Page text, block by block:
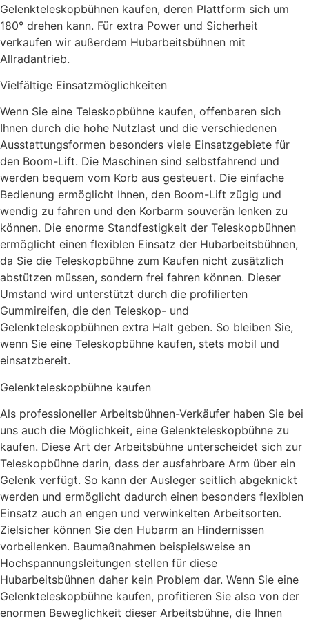
Gelenkteleskopbühnen kaufen, deren Plattform sich um
180° drehen kann. Für extra Power und Sicherheit
verkaufen wir außerdem Hubarbeitsbühnen mit
Allradantrieb.
Vielfältige Einsatzmöglichkeiten
Wenn Sie eine Teleskopbühne kaufen, offenbaren sich
Ihnen durch die hohe Nutzlast und die verschiedenen
Ausstattungsformen besonders viele Einsatzgebiete für
den Boom-Lift. Die Maschinen sind selbstfahrend und
werden bequem vom Korb aus gesteuert. Die einfache
Bedienung ermöglicht Ihnen, den Boom-Lift zügig und
wendig zu fahren und den Korbarm souverän lenken zu
können. Die enorme Standfestigkeit der Teleskopbühnen
ermöglicht einen flexiblen Einsatz der Hubarbeitsbühnen,
da Sie die Teleskopbühne zum Kaufen nicht zusätzlich
abstützen müssen, sondern frei fahren können. Dieser
Umstand wird unterstützt durch die profilierten
Gummireifen, die den Teleskop- und
Gelenkteleskopbühnen extra Halt geben. So bleiben Sie,
wenn Sie eine Teleskopbühne kaufen, stets mobil und
einsatzbereit.
Gelenkteleskopbühne kaufen
Als professioneller Arbeitsbühnen-Verkäufer haben Sie bei
uns auch die Möglichkeit, eine Gelenkteleskopbühne zu
kaufen. Diese Art der Arbeitsbühne unterscheidet sich zur
Teleskopbühne darin, dass der ausfahrbare Arm über ein
Gelenk verfügt. So kann der Ausleger seitlich abgeknickt
werden und ermöglicht dadurch einen besonders flexiblen
Einsatz auch an engen und verwinkelten Arbeitsorten.
Zielsicher können Sie den Hubarm an Hindernissen
vorbeilenken. Baumaßnahmen beispielsweise an
Hochspannungsleitungen stellen für diese
Hubarbeitsbühnen daher kein Problem dar. Wenn Sie eine
Gelenkteleskopbühne kaufen, profitieren Sie also von der
enormen Beweglichkeit dieser Arbeitsbühne, die Ihnen